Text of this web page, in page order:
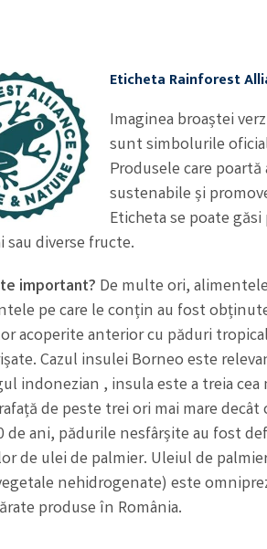
Eticheta Rainforest
Imaginea broaștei
sunt simbolurile
Produsele care
sustenabile și
Eticheta se poate
sau diverse fructe.
important? De multe ori,
pe care le conțin au fost
acoperite anterior cu păduri
Cazul insulei Borneo este
indonezian , insula este a treia cea
de peste trei ori mai mare decât
de ani, pădurile nesfârșite au fost
de ulei de palmier. Uleiul de
nehidrogenate) este
produse în România.